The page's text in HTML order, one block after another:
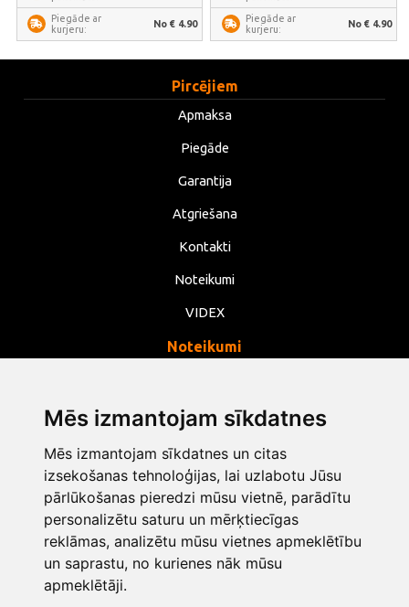
Mēs izmantojam sīkdatnes
Mēs izmantojam sīkdatnes un citas
izsekošanas tehnoloģijas, lai uzlabotu Jūsu
pārlūkošanas pieredzi mūsu vietnē, parādītu
personalizētu saturu un mērķtiecīgas
reklāmas, analizētu mūsu vietnes apmeklētību
un saprastu, no kurienes nāk mūsu
apmeklētāji.
Piegāde ar
kurjeru:
No € 4.90
Piegāde ar
kurjeru:
No € 4.90
Pircējiem
Apmaksa
Piegāde
Garantija
Atgriešana
Kontakti
Noteikumi
VIDEX
Noteikumi
Noteikumi
Mainīt sīkdatņu iestatījumus
info@opentools.lv +371 26272360